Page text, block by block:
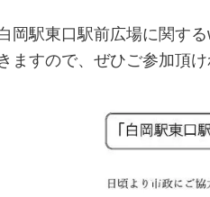
白岡駅東口駅前広場に関する
ますので、ぜひご参加頂け